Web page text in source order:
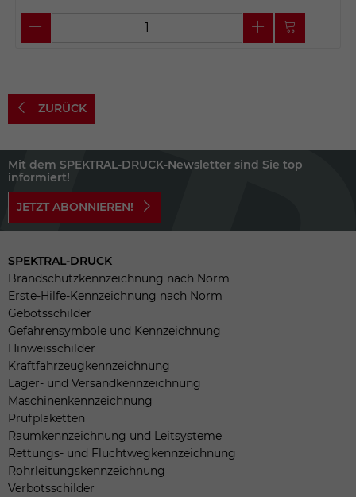
ZURÜCK
Mit dem SPEKTRAL-DRUCK-Newsletter sind Sie top
informiert!
JETZT ABONNIEREN!
SPEKTRAL-DRUCK
Brandschutzkennzeichnung nach Norm
Erste-Hilfe-Kennzeichnung nach Norm
Gebotsschilder
Gefahrensymbole und Kennzeichnung
Hinweisschilder
Kraftfahrzeugkennzeichnung
Lager- und Versandkennzeichnung
Maschinenkennzeichnung
Prüfplaketten
Raumkennzeichnung und Leitsysteme
Rettungs- und Fluchtwegkennzeichnung
Rohrleitungskennzeichnung
Verbotsschilder